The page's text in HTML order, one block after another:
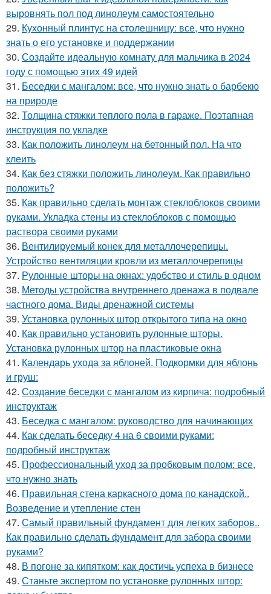
выровнять пол под линолеум самостоятельно
29. Кухонный плинтус на столешницу: все, что нужно
знать о его установке и поддержании
30. Создайте идеальную комнату для мальчика в 2024
году с помощью этих 49 идей
31. Беседки с мангалом: все, что нужно знать о барбекю
на природе
32. Толщина стяжки теплого пола в гараже. Поэтапная
инструкция по укладке
33. Как положить линолеум на бетонный пол. На что
клеить
34. Как без стяжки положить линолеум. Как правильно
положить?
35. Как правильно сделать монтаж стеклоблоков своими
руками. Укладка стены из стеклоблоков с помощью
раствора своими руками
36. Вентилируемый конек для металлочерепицы.
Устройство вентиляции кровли из металлочерепицы
37. Рулонные шторы на окнах: удобство и стиль в одном
38. Методы устройства внутреннего дренажа в подвале
частного дома. Виды дренажной системы
39. Установка рулонных штор открытого типа на окно
40. Как правильно установить рулонные шторы.
Установка рулонных штор на пластиковые окна
41. Календарь ухода за яблоней. Подкормки для яблонь
и груш:
42. Создание беседки с мангалом из кирпича: подробный
инструктаж
43. Беседка с мангалом: руководство для начинающих
44. Как сделать беседку 4 на 6 своими руками:
подробный инструктаж
45. Профессиональный уход за пробковым полом: все,
что нужно знать
46. Правильная стена каркасного дома по канадской..
Возведение и утепление стен
47. Самый правильный фундамент для легких заборов..
Как правильно сделать фундамент для забора своими
руками?
48. В погоне за кипятком: как достичь успеха в бизнесе
49. Станьте экспертом по установке рулонных штор: